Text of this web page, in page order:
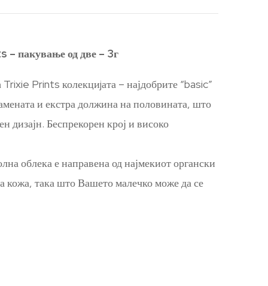
пакување од две – 3г
Prints колекциjата – најдобрите “basic”
и екстра должина на половината, што
дизајн. Беспрекорен крој и високо
облека е направена од најмекиот органски
кожа, така што Вашето малечко може да се